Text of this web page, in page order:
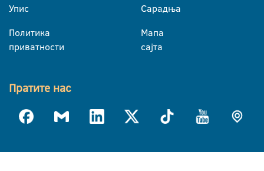
Упис
Политика
приватности
Сарадња
Мапа
сајта
Пратите нас